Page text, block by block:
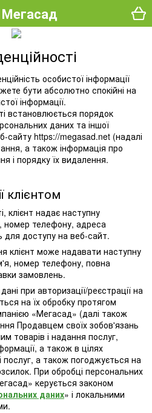
Мегасад
особистої інформації
бути абсолютно спокійні на
інформації.
встановлюється порядок
даних та іншої
сайту https://megasad.net (надалі
а також інформація про
і порядку їх видалення.
клієнтом
клієнт надає наступну
номер телефону, адреса
для доступу на веб-сайт.
клієнт може надавати наступну
номер телефону, повна
замовлень.
при авторизації/реєстрації на
на їх обробку протягом
«Мегасад» (далі також
Продавцем своїх зобов'язань
товарів і надання послуг,
а також в цілях
послуг, а також погоджується на
При обробці персональних
керується законом
даних» і локальними